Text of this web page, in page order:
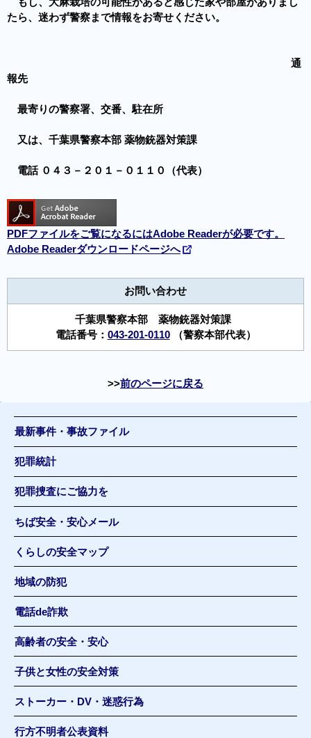
たら、迷わず警察まで情報をお寄せください。
通
報先
最寄りの警察署、交番、駐在所
又は、千葉県警察本部 薬物銃器対策課
電話 ０４３－２０１－０１１０（代表）
PDFファイルをご覧になるにはAdobe Readerが必要です。
Adobe Readerダウンロードページへ
お問い合わせ
千葉県警察本部 薬物銃器対策課
電話番号： 043-201-0110（警察本部代表）
前のページに戻る
最新事件・事故ファイル
犯罪統計
犯罪捜査にご協力を
ちば安全・安心メール
くらしの安全マップ
地域の防犯
電話de詐欺
高齢者の安全・安心
子供と女性の安全対策
ストーカー・DV・迷惑行為
行方不明者公表資料